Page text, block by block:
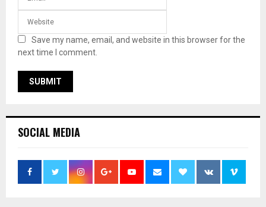
Save my name, email, and website in this browser for the
next time I comment.
SOCIAL MEDIA